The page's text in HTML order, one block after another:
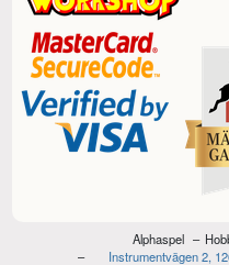
Alphaspel
Instrumentvägen 2,